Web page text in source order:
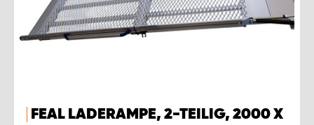
FEAL LADERAMPE, 2-TEILIG, 2000 X